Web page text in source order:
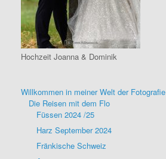
Hochzeit Joanna & Dominik
Willkommen in meiner Welt der Fotografie
Die Reisen mit dem Flo
Füssen 2024 /25
Harz September 2024
Fränkische Schweiz